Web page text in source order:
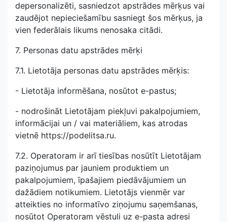
depersonalizēti, sasniedzot apstrādes mērķus vai
zaudējot nepieciešamību sasniegt šos mērķus, ja
vien federālais likums nenosaka citādi.
7. Personas datu apstrādes mērķi
7.1. Lietotāja personas datu apstrādes mērķis:
- Lietotāja informēšana, nosūtot e-pastus;
- nodrošināt Lietotājam piekļuvi pakalpojumiem,
informācijai un / vai materiāliem, kas atrodas
vietnē https://podelitsa.ru.
7.2. Operatoram ir arī tiesības nosūtīt Lietotājam
paziņojumus par jauniem produktiem un
pakalpojumiem, īpašajiem piedāvājumiem un
dažādiem notikumiem. Lietotājs vienmēr var
atteikties no informatīvo ziņojumu saņemšanas,
nosūtot Operatoram vēstuli uz e-pasta adresi